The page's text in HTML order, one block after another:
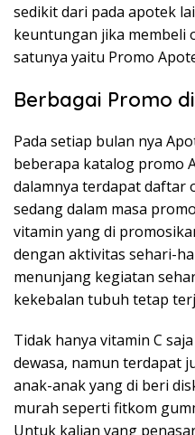
sedikit dari pada apotek
keuntungan jika membeli
satunya yaitu Promo
Berbagai Promo
Pada setiap bulan nya
beberapa katalog promo
dalamnya terdapat daftar
sedang dalam masa
vitamin yang di
dengan aktivitas sehari-
menunjang kegiatan
kekebalan tubuh tetap
Tidak hanya vitamin C
dewasa, namun terdapat
anak-anak yang di beri
murah seperti fitkom
Untuk kalian yang